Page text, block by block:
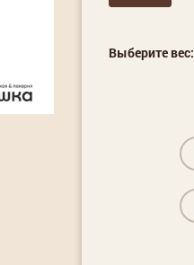
Выберите вес: